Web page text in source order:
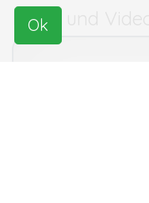
Bilder und
Ok